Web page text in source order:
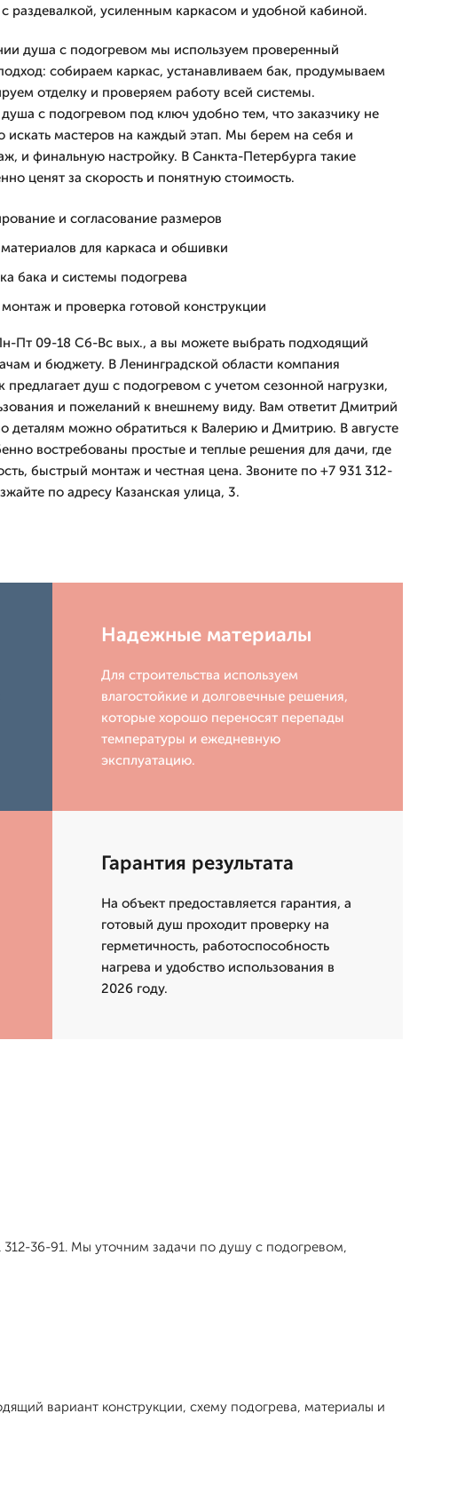
раздевалкой, усиленным каркасом и удобной кабиной.
душа с подогревом мы используем проверенный
собираем каркас, устанавливаем бак, продумываем
отделку и проверяем работу всей системы.
с подогревом под ключ удобно тем, что заказчику не
искать мастеров на каждый этап. Мы берем на себя и
и финальную настройку. В Санкта-Петербурга такие
ценят за скорость и понятную стоимость.
и согласование размеров
для каркаса и обшивки
бака и системы подогрева
и проверка готовой конструкции
Пт 09-18 Сб-Вс вых., а вы можете выбрать подходящий
и бюджету. В Ленинградской области компания
душ с подогревом с учетом сезонной нагрузки,
и пожеланий к внешнему виду. Вам ответит Дмитpий
деталям можно обратиться к Валерию и Дмитрию. В августе
востребованы простые и теплые решения для дачи, где
быстрый монтаж и честная цена. Звоните по +7 931 312-
по адресу Казанская улица, 3.
Надежные материалы
Для строительства используем
влагостойкие и долговечные решения,
которые хорошо переносят перепады
температуры и ежедневную
эксплуатацию.
Гарантия результата
На объект предоставляется гарантия, а
готовый душ проходит проверку на
герметичность, работоспособность
нагрева и удобство использования в
2026 году.
36-91. Мы уточним задачи по душу с подогревом,
вариант конструкции, схему подогрева, материалы и